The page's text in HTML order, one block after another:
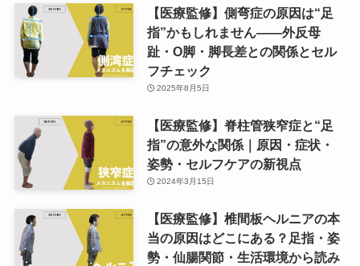
【医療監修】側弯症の原因は“足
指”かもしれません——外反母
趾・O脚・脚長差との関係とセル
フチェック
2025年8月5日
【医療監修】脊柱管狭窄症と“足
指”の意外な関係｜原因・症状・
姿勢・セルフケアの新視点
2024年3月15日
【医療監修】椎間板ヘルニアの本
当の原因はどこにある？足指・姿
勢・仙腸関節・生活環境から読み